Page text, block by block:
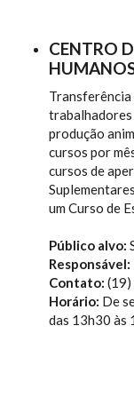
CENTRO
produção
cursos por
cursos de
um Curso de
Público alvo:
Responsável:
Contato:
Horário: De
das 13h30 às